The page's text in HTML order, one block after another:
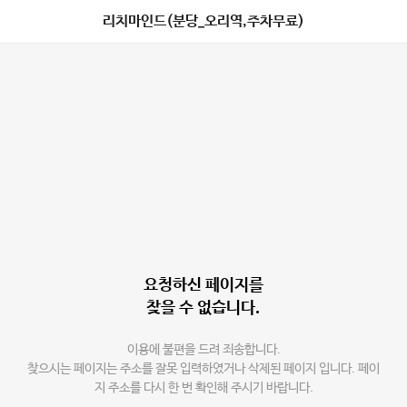
리치마인드(분당_오리역,주차무료)
요청하신 페이지를
찾을 수 없습니다.
이용에 불편을 드려 죄송합니다.
찾으시는 페이지는 주소를 잘못 입력하였거나 삭제된 페이지 입니다. 페이
지 주소를 다시 한 번 확인해 주시기 바랍니다.